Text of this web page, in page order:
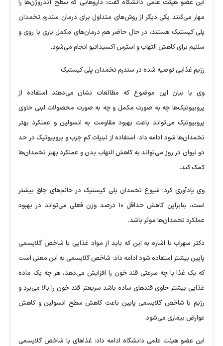
این عضو هیئت علمی دانشگاه گفت: دارو‌هایی که سطح آندروژن‌ها را
مهار می‌کنند یکی دیگر از روش‌های متداول برای درمان سندرم تخمدان
پلی کیستیک هستند، در حال حاضر هم درمان‌های مکمل یاری با روی و
سلنیم برای کاهش التهاب و استرس اکسیداتیو انجام می‌شود.
رژیم غذایی توصیه شده در سندرم تخمدان پلی کیستیک
وی با بیان این موضوع که مطالعات نشان می‌دهند استفاده از
پروبیوتیک‌ها چه به صورت مکمل و چه به صورت محصولات لبنی حاوی
پروبیوتیک می‌تواند باعث بهبود مقاومت به انسولین و عملکرد بهتر
تخمدان‌ها شود ادامه داد: استفاده از لبنیات کم چرب و پروبیوتیک در حد
دو لیوان در روز می‌تواند به کاهش التهاب بدن و عملکرد بهتر تخمدان‌ها
کمک کند.
وی یادآوری کرد: شیوع تخمدان پلی کیستیک در خانم‌های چاق بیشتر
است، بنابراین کاهش حداقل ۱۰ درصد وزن فعلی می‌تواند در بهبود
عملکرد تخمدان‌ها موثر باشد.
دکتر سهراب با اشاره به این که باید از مواد غذایی با شاخص گلایسمی
پایین بیشتر استفاده شود ادامه داد: شاخص گلایسمی به این معنی است
که یک غذا با چه سرعتی قند خون را افزایش می‌دهد، هر چه یک ماده
غذایی بیشتر حاوی قند‌های ساده باشد سریعتر قند خون را بالا می‌برد و
رژیم با شاخص گلایسمی پایین باعث کاهش سطح انسولین و کاهش
عوارض بیماری می‌شود.
این عضو هیئت علمی دانشگاه ادامه داد: غذا‌های با شاخص گلایسمی